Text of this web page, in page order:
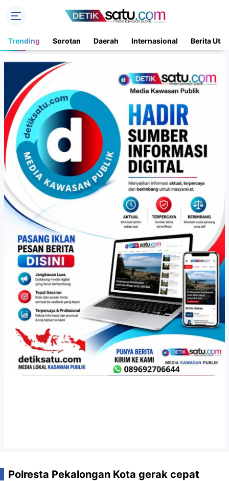
Trending Sorotan Daerah Internasional Berita
Polresta Pekalongan Kota gerak cepat